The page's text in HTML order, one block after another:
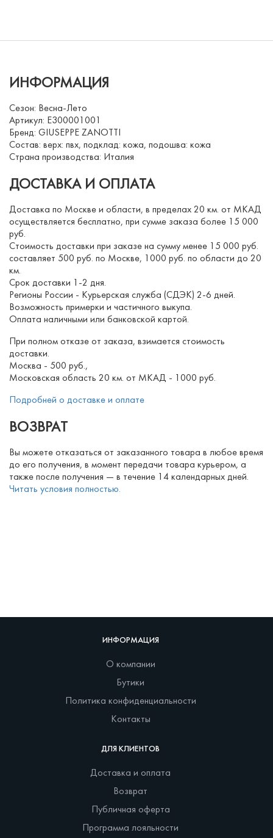
ИНФОРМАЦИЯ
Сезон: Весна-Лето
Артикул: E300001001
Бренд: GIUSEPPE ZANOTTI
Состав: верх: пвх, подклад: кожа, подошва: кожа
Страна производства: Италия
ДОСТАВКА И ОПЛАТА
Доставка по Москве и области, в пределах 20 км. от МКАД
осуществляется бесплатно, при сумме заказа более 15 000
руб.
Стоимость доставки при заказе на сумму менее 15 000 руб.
составляет 500 руб. по Москве, 1000 руб. по области до 20
км.
Срок доставки 1-2 дня.
Регионы России - Курьерская служба (СДЭК) 2-6 дней.
Возможность примерки и частичного выкупа.
Оплата наличными или банковской картой.
При полном отказе от заказа, взимается стоимость
доставки.
Москва - 500 руб.,
Московская область 20 км. от МКАД - 1000 руб.
Подробней о доставке и оплате
ВОЗВРАТ
Вы можете отказаться от заказанного товара в любое время
до его получения, в момент передачи товара курьером, а
также после получения — в течение 14 календарных дней.
Читать условия полностью.
ИНФОРМАЦИЯ
О компании
Бутики
Политика конфиденциальности
Контакты
ДЛЯ КЛИЕНТОВ
Доставка и оплата
Возврат
Публичная оферта
Программа лояльности